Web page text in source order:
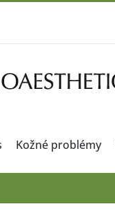
Kožné problémy